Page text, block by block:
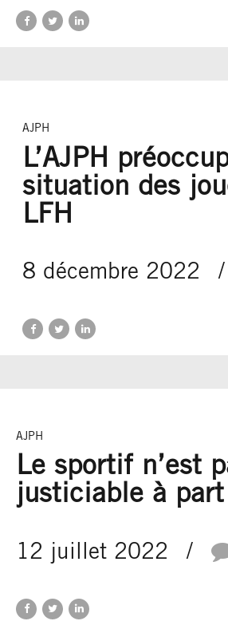
AJPH
L’AJPH
situation des
LFH
8 décembre 2022
AJPH
Le sportif n’est
justiciable à
12 juillet 2022